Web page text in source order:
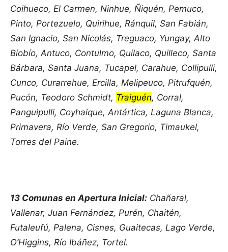
Coihueco, El Carmen, Ninhue, Ñiquén, Pemuco,
Pinto, Portezuelo, Quirihue, Ránquil, San Fabián,
San Ignacio, San Nicolás, Treguaco, Yungay, Alto
Biobío, Antuco, Contulmo, Quilaco, Quilleco, Santa
Bárbara, Santa Juana, Tucapel, Carahue, Collipulli,
Cunco, Curarrehue, Ercilla, Melipeuco, Pitrufquén,
Pucón, Teodoro Schmidt, Traiguén, Corral,
Panguipulli, Coyhaique, Antártica, Laguna Blanca,
Primavera, Río Verde, San Gregorio, Timaukel,
Torres del Paine.
13 Comunas en Apertura Inicial: Chañaral,
Vallenar, Juan Fernández, Purén, Chaitén,
Futaleufú, Palena, Cisnes, Guaitecas, Lago Verde,
O’Higgins, Río Ibáñez, Tortel.